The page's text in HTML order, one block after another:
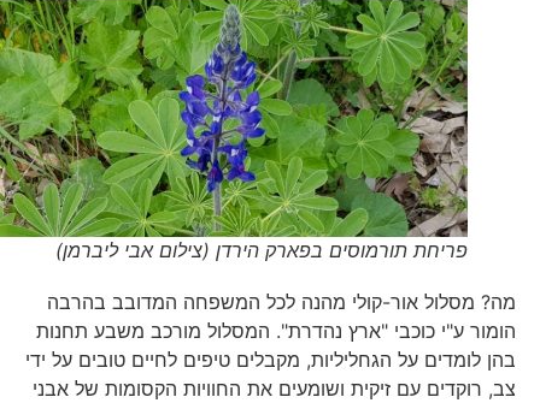
פריחת תורמוסים בפארק הירדן (צילום אבי ליברמן)
מה? מסלול אור-קולי מהנה לכל המשפחה המדובב בהרבה
הומור ע"י כוכבי "ארץ נהדרת". המסלול מורכב משבע תחנות
בהן לומדים על הגחליליות, מקבלים טיפים לחיים טובים על ידי
צב, רוקדים עם זיקית ושומעים את החוויות הקסומות של אבני